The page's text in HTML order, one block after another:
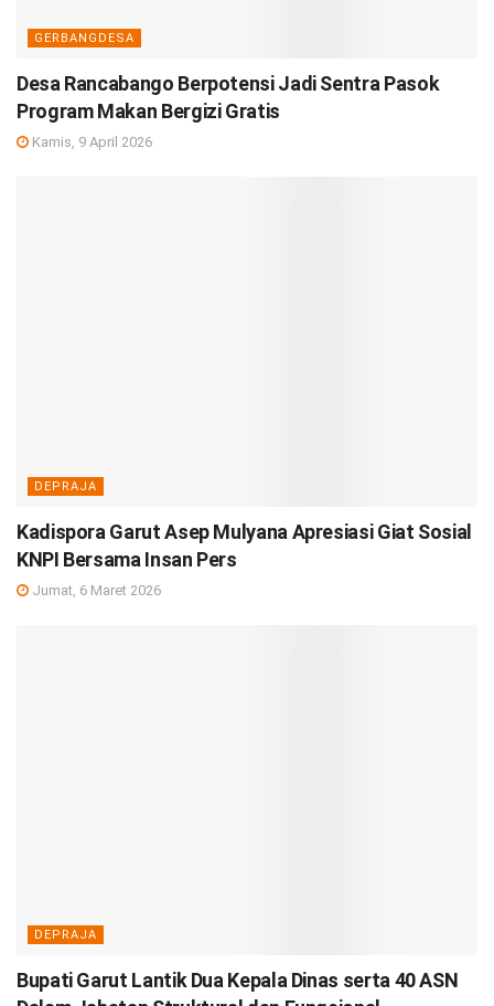
GERBANGDESA
Desa Rancabango Berpotensi Jadi Sentra Pasok
Program Makan Bergizi Gratis
Kamis, 9 April 2026
DEPRAJA
Kadispora Garut Asep Mulyana Apresiasi Giat Sosial
KNPI Bersama Insan Pers
Jumat, 6 Maret 2026
DEPRAJA
Bupati Garut Lantik Dua Kepala Dinas serta 40 ASN